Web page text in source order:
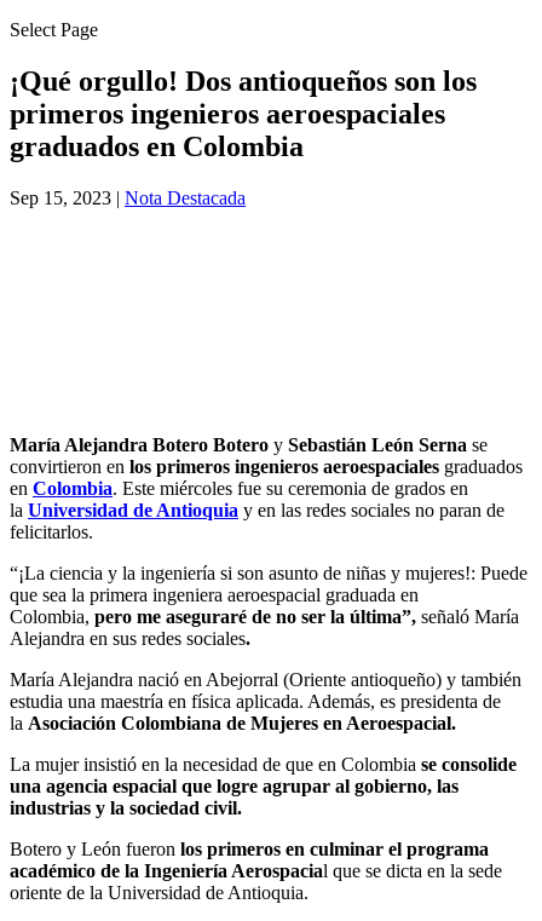
Select Page
¡Qué orgullo! Dos antioqueños son los
primeros ingenieros aeroespaciales
graduados en Colombia
Sep 15, 2023 | Nota Destacada
María Alejandra Botero Botero y Sebastián León Serna se
convirtieron en los primeros ingenieros aeroespaciales graduados
en Colombia. Este miércoles fue su ceremonia de grados en
la Universidad de Antioquia y en las redes sociales no paran de
felicitarlos.
“¡La ciencia y la ingeniería si son asunto de niñas y mujeres!: Puede
que sea la primera ingeniera aeroespacial graduada en
Colombia, pero me aseguraré de no ser la última”, señaló María
Alejandra en sus redes sociales.
María Alejandra nació en Abejorral (Oriente antioqueño) y también
estudia una maestría en física aplicada. Además, es presidenta de
la Asociación Colombiana de Mujeres en Aeroespacial.
La mujer insistió en la necesidad de que en Colombia se consolide
una agencia espacial que logre agrupar al gobierno, las
industrias y la sociedad civil.
Botero y León fueron los primeros en culminar el programa
académico de la Ingeniería Aerospacial que se dicta en la sede
oriente de la Universidad de Antioquia.